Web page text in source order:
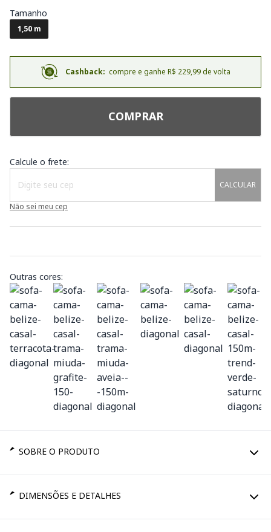
Tamanho
1,50 m
Cashback: compre e ganhe R$ 229,99 de volta
COMPRAR
Calcule o frete:
CALCULAR
Não sei meu cep
Outras cores:
SOBRE O PRODUTO
DIMENSÕES E DETALHES